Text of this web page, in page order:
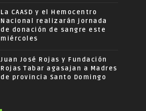
La CAASD y el Hemocentro
Nacional realizarán jornada
de donación de sangre este
miércoles
Juan José Rojas y Fundación
Rojas Tabar agasajan a Madres
de provincia Santo Domingo